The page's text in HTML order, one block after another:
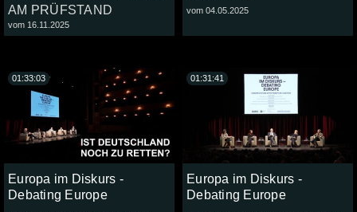
AM PRÜFSTAND
vom 16.11.2025
vom 04.05.2025
Europa im Diskurs -
Debating Europe
01:33:03
Europa im Diskurs -
Debating Europe
01:31:41